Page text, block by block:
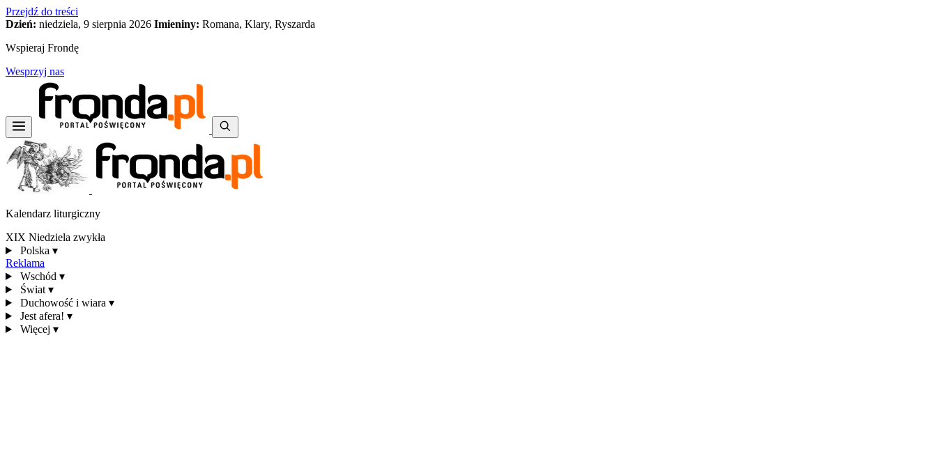
Przejdź do treści
Dzień: niedziela, 9 sierpnia 2026 Imieniny: Romana, Klary, Ryszarda
Wspieraj Frondę
Wesprzyj nas
Kalendarz liturgiczny
XIX Niedziela zwykła
Polska ▾
Reklama
Wschód ▾
Świat ▾
Duchowość i wiara ▾
Jest afera! ▾
Więcej ▾